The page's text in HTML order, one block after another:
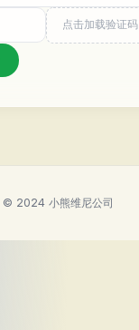
点击加载验证码
© 2024 小熊维尼公司